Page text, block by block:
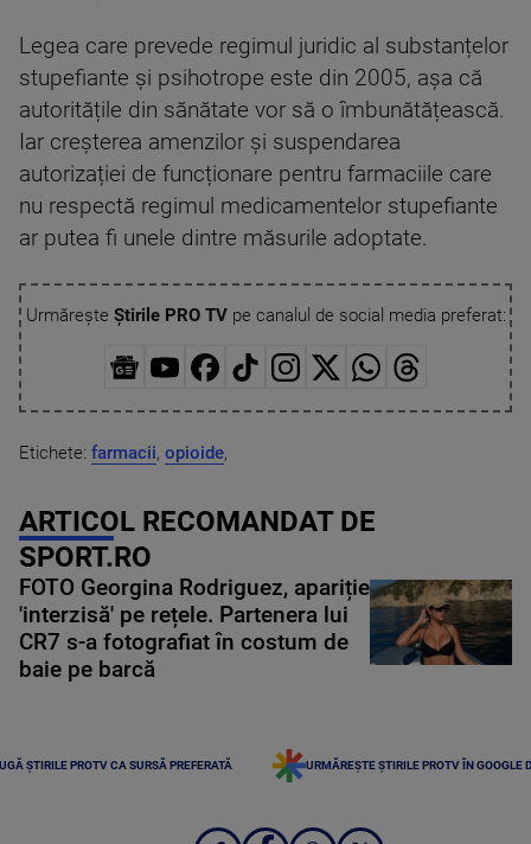
Legea care prevede regimul juridic al substanțelor
stupefiante şi psihotrope este din 2005, așa că
autoritățile din sănătate vor să o îmbunătățească.
Iar creșterea amenzilor și suspendarea
autorizației de funcționare pentru farmaciile care
nu respectă regimul medicamentelor stupefiante
ar putea fi unele dintre măsurile adoptate.
Urmărește Știrile PRO TVpe canalul de social media preferat:
Etichete: farmacii, opioide,
ARTICOL RECOMANDAT DE
SPORT.RO
FOTO Georgina Rodriguez, apariție
'interzisă' pe rețele. Partenera lui
CR7 s-a fotografiat în costum de
baie pe barcă
ȘTIRILE PROTV CA SURSĂ PREFERATĂ URMĂREȘTE ȘTIRILE PROTV ÎN GOOGLE